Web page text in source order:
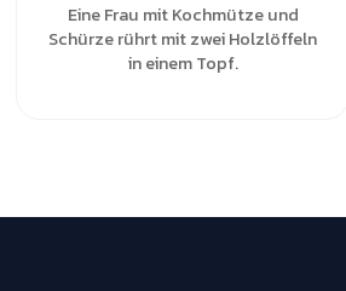
Eine Frau mit Kochmütze und
Schürze rührt mit zwei Holzlöffeln
in einem Topf.